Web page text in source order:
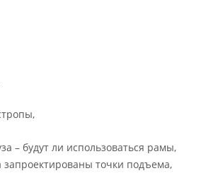
– будут ли использоваться рамы,
запроектированы точки подъема,